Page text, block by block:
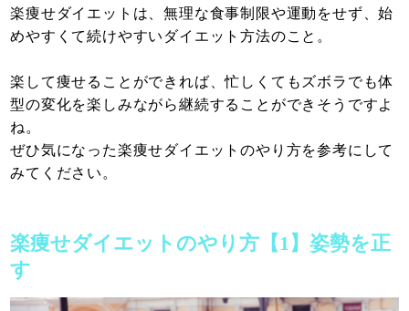
楽痩せダイエットは、無理な食事制限や運動をせず、始
めやすくて続けやすいダイエット方法のこと。
楽して痩せることができれば、忙しくてもズボラでも体
型の変化を楽しみながら継続することができそうですよ
ね。
ぜひ気になった楽痩せダイエットのやり方を参考にして
みてください。
楽痩せダイエットのやり方【1】姿勢を正
す